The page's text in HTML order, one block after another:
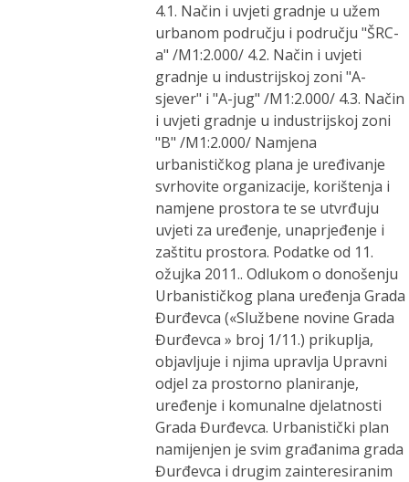
4.1. Način i uvjeti gradnje u užem
urbanom području i području "ŠRC-
a" /M1:2.000/ 4.2. Način i uvjeti
gradnje u industrijskoj zoni "A-
sjever" i "A-jug" /M1:2.000/ 4.3. Način
i uvjeti gradnje u industrijskoj zoni
"B" /M1:2.000/ Namjena
urbanističkog plana je uređivanje
svrhovite organizacije, korištenja i
namjene prostora te se utvrđuju
uvjeti za uređenje, unaprjeđenje i
zaštitu prostora. Podatke od 11.
ožujka 2011.. Odlukom o donošenju
Urbanističkog plana uređenja Grada
Đurđevca («Službene novine Grada
Đurđevca » broj 1/11.) prikuplja,
objavljuje i njima upravlja Upravni
odjel za prostorno planiranje,
uređenje i komunalne djelatnosti
Grada Đurđevca. Urbanistički plan
namijenjen je svim građanima grada
Đurđevca i drugim zainteresiranim